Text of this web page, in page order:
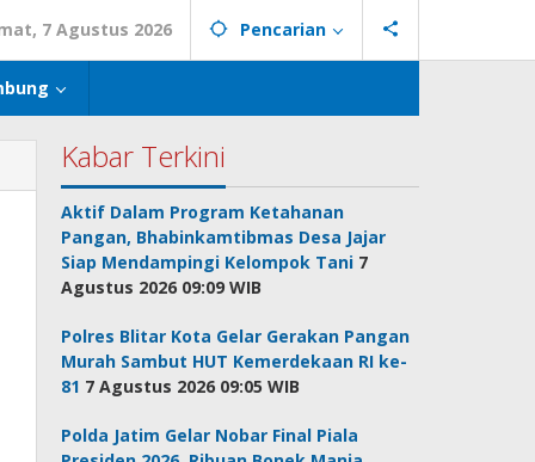
7 Agustus 2026 Pencarian
Kabar Terkini
Aktif Dalam Program Ketahanan
Pangan, Bhabinkamtibmas Desa Jajar
Siap Mendampingi Kelompok Tani 7
Agustus 2026 09:09 WIB
Polres Blitar Kota Gelar Gerakan Pangan
Murah Sambut HUT Kemerdekaan RI ke-
81 7 Agustus 2026 09:05 WIB
Polda Jatim Gelar Nobar Final Piala